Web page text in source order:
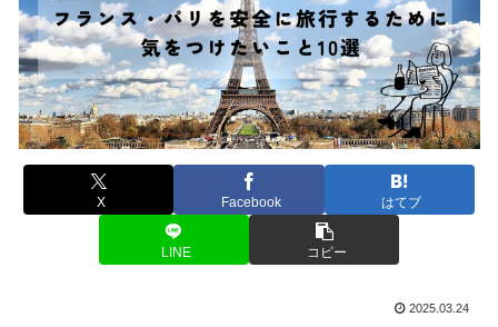
X Facebook はてブ
LINE コピー
2025.03.24